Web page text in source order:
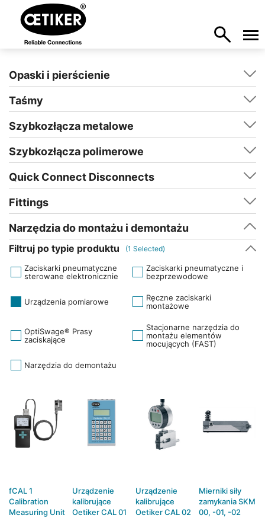
Opaski i pierścienie
Taśmy
Szybkozłącza metalowe
Szybkozłącza polimerowe
Quick Connect Disconnects
Fittings
Narzędzia do montażu i demontażu
Filtruj po typie produktu (1 Selected)
Zaciskarki pneumatyczne
sterowane elektronicznie
Zaciskarki pneumatyczne i
bezprzewodowe
Urządzenia pomiarowe
Ręczne zaciskarki
montażowe
OptiSwage® Prasy
zaciskające
Stacjonarne narzędzia do
montażu elementów
mocujących (FAST)
Narzędzia do demontażu
fCAL 1
Calibration
Measuring Unit
Urządzenie
kalibrujące
Oetiker CAL 01
Urządzenie
kalibrujące
Oetiker CAL 02
Mierniki siły
zamykania SKM
00, -01, -02